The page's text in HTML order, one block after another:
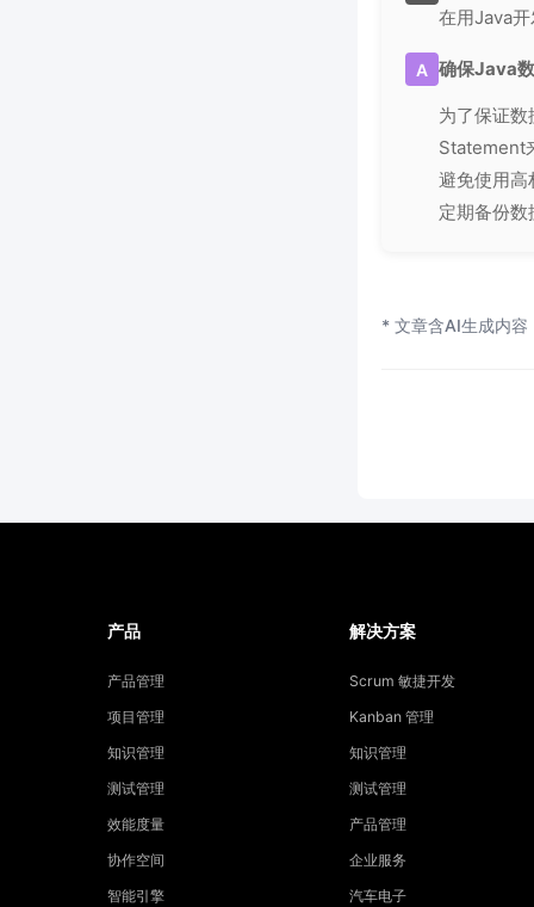
在用Java
A 确保Java
为了保证
Statement
避免使用高
定期备份
* 文章含AI生成内容
产品
产品管理
项目管理
知识管理
测试管理
效能度量
协作空间
智能引擎
解决方案
Scrum 敏捷开发
Kanban 管理
知识管理
测试管理
产品管理
企业服务
汽车电子